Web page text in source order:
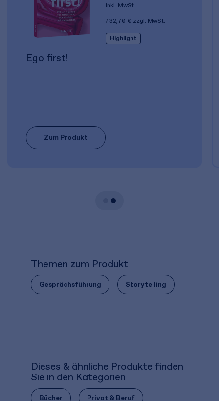
inkl. MwSt.
32,70 € zzgl. MwSt.
Highlight
Ego first!
Zum Produkt
Themen zum Produkt
Gesprächsführung Storytelling
Dieses & ähnliche Produkte finden
Sie in den Kategorien
Bücher Privat & Beruf